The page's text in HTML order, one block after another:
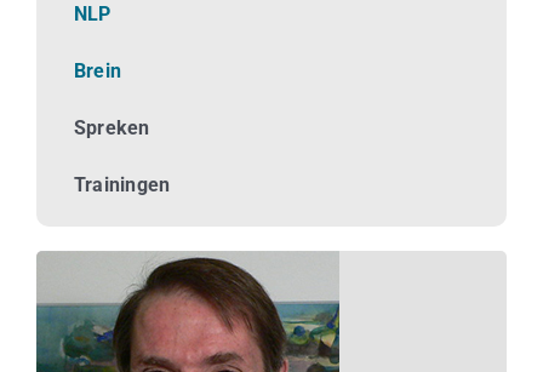
NLP
Brein
Spreken
Trainingen